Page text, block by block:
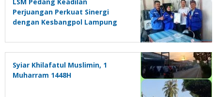
LSM Pedang Keadilan
Perjuangan Perkuat Sinergi
dengan Kesbangpol Lampung
Syiar Khilafatul Muslimin, 1
Muharram 1448H